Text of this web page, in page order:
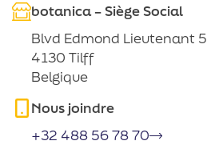
botanica – Siège Social
Blvd Edmond Lieutenant 5
4130 Tilff
Belgique
Nous joindre
+32 488 56 78 70